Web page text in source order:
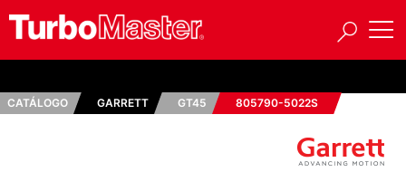
CATÁLOGO GARRETT GT45 805790-5022S